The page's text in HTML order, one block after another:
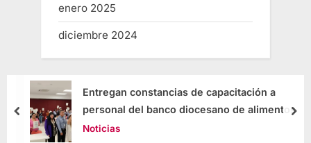
enero 2025
diciembre 2024
Entregan constancias de capacitación a
personal del banco diocesano de alimentos
Noticias